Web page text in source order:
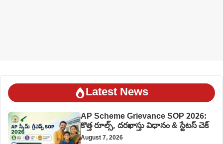
Latest News
AP Scheme Grievance SOP 2026:
కొత్త రూల్స్, దరఖాస్తు విధానం & స్టేటస్ చెక్
August 7, 2026